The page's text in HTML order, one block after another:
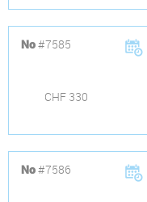
No#7585
CHF 330
No#7586